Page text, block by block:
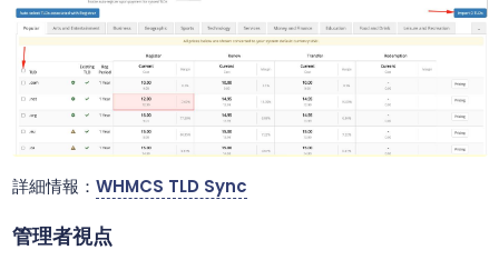
詳細情報： WHMCS TLD Sync
管理者視点